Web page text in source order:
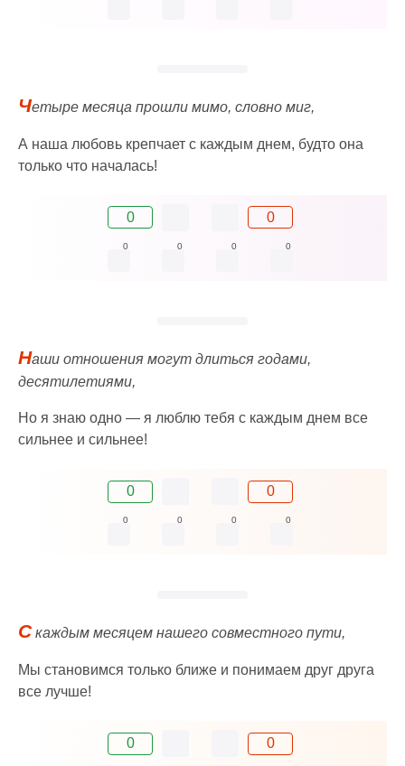
Четыре месяца прошли мимо, словно миг,
А наша любовь крепчает с каждым днем, будто она
только что началась!
0 0
0 0 0 0
Наши отношения могут длиться годами,
десятилетиями,
Но я знаю одно — я люблю тебя с каждым днем все
сильнее и сильнее!
0 0
0 0 0 0
Скаждым месяцем нашего совместного пути,
Мы становимся только ближе и понимаем друг друга
все лучше!
0 0